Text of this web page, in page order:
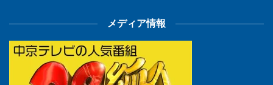
メディア情報